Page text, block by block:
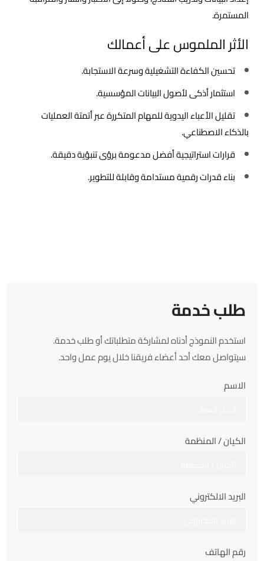
المستمرة.
الأثر الملموس على أعمالك
تحسين الكفاءة التشغيلية وسرعة الاستجابة.
استثمار أذكى لأصول البيانات المؤسسية.
تقليل الأعباء اليدوية للمهام المتكررة عبر أتمتة العمليات
بالذكاء الاصطناعي.
قرارات استراتيجية أفضل مدعومة برؤى تنبؤية دقيقة.
بناء قدرات رقمية مستدامة وقابلة للتطوير.
طلب خدمة
استخدم النموذج أدناه لمشاركة متطلباتك أو طلب خدمة.
سيتواصل معك أحد أعضاء فريقنا خلال يوم عمل واحد.
الاسم
الكيان / المنظمة
البريد الالكتروني
رقم الهاتف